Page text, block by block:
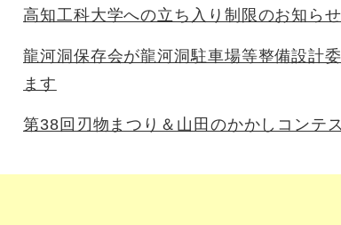
高知工科大学への立ち入り制限のお知らせ
龍河洞保存会が龍河洞駐車場等整備設計
ます
第38回刃物まつり＆山田のかかしコンテ